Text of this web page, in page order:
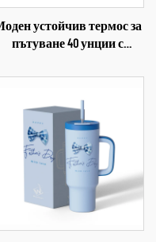
устойчив термос за
пътуване 40 унции с
капак за пиеене, двоен